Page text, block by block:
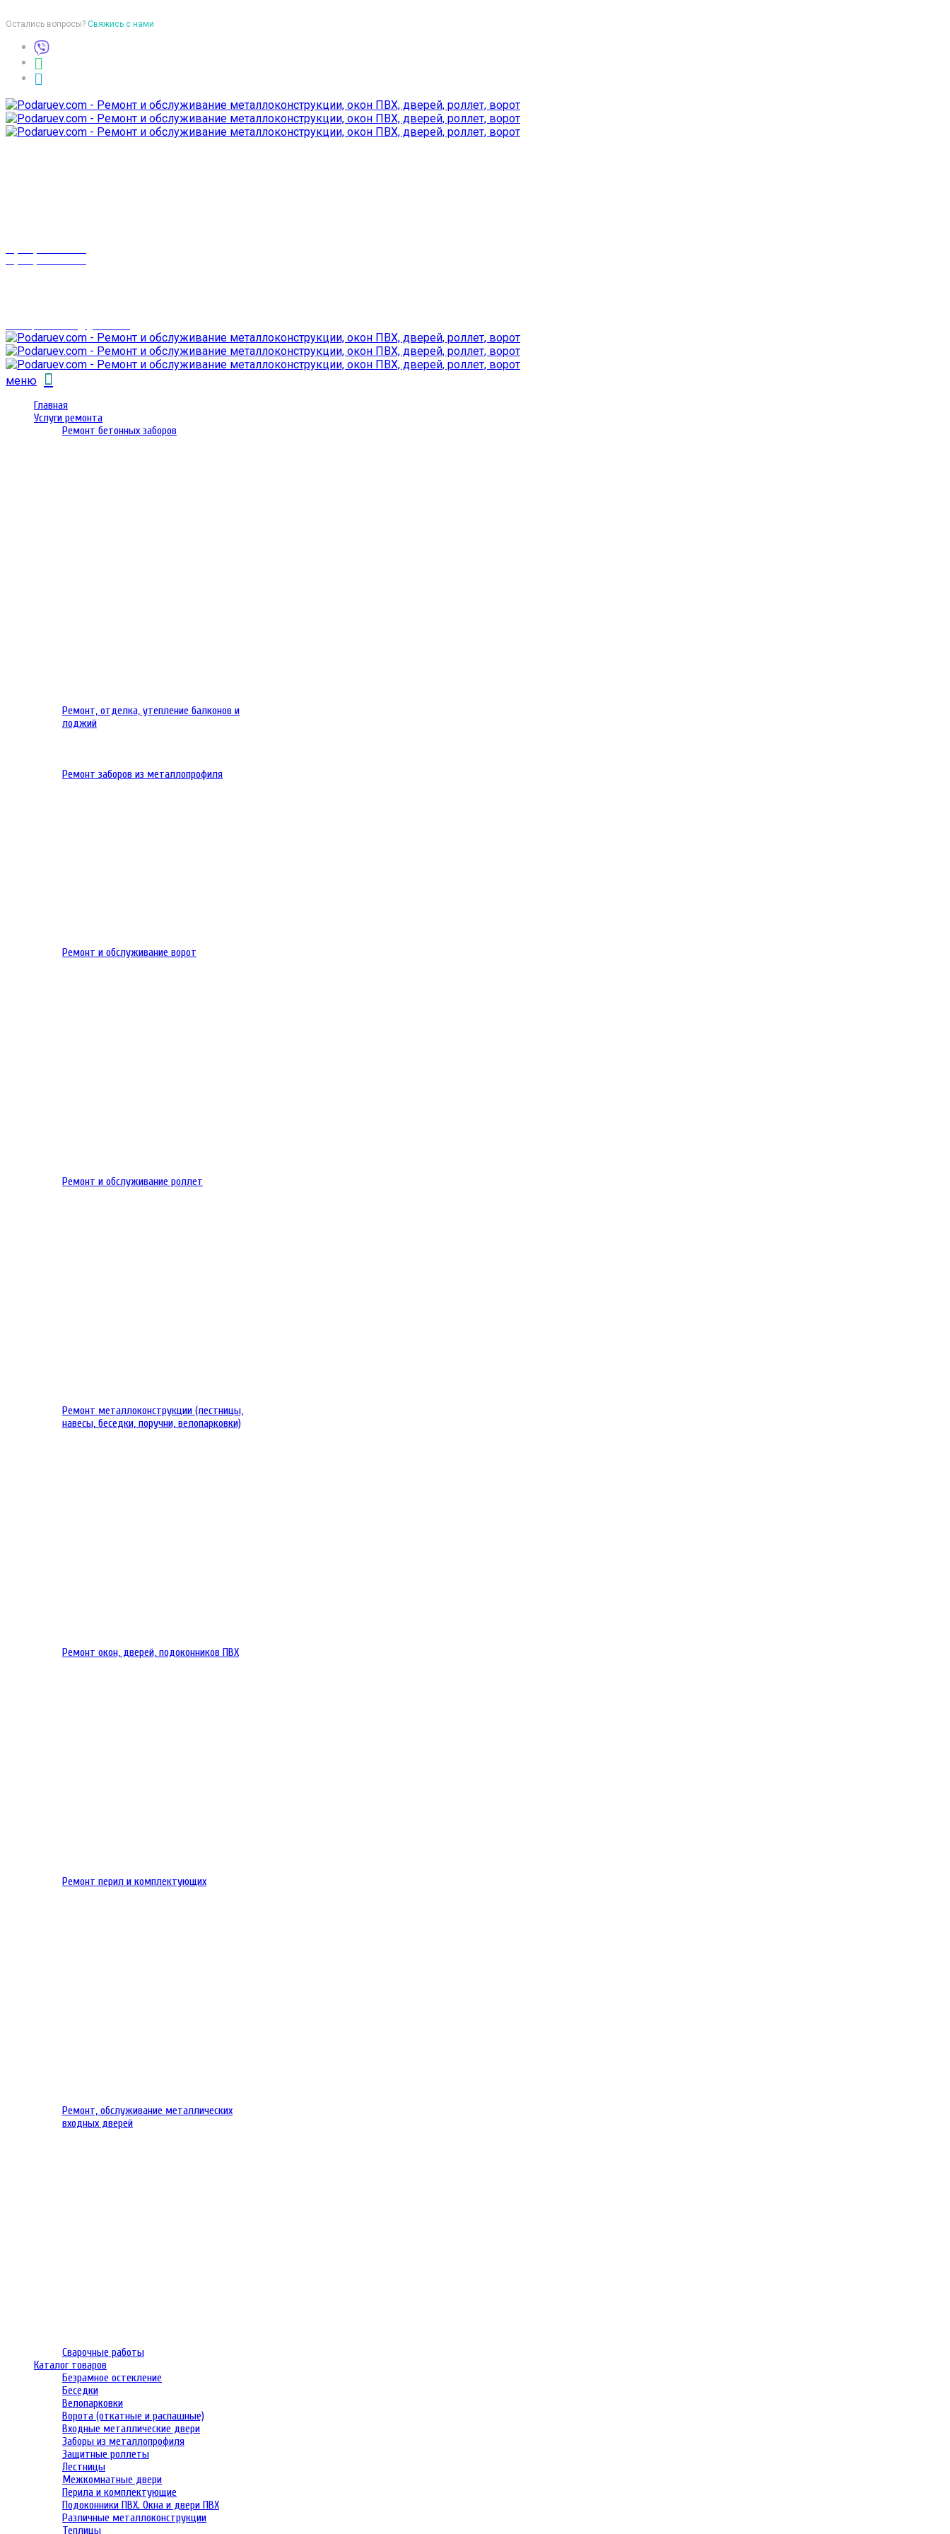
Остались вопросы? Свяжись с нами
меню
Главная
Услуги ремонта
Ремонт бетонных заборов
Ремонт, отделка, утепление балконов и
лоджий
Ремонт заборов из металлопрофиля
Ремонт и обслуживание ворот
Ремонт и обслуживание роллет
Ремонт металлоконструкции (лестницы,
навесы, беседки, поручни, велопарковки)
Ремонт окон, дверей, подоконников ПВХ
Ремонт перил и комплектующих
Ремонт, обслуживание металлических
входных дверей
Сварочные работы
Каталог товаров
Безрамное остекление
Беседки
Велопарковки
Ворота (откатные и распашные)
Входные металлические двери
Заборы из металлопрофиля
Защитные роллеты
Лестницы
Межкомнатные двери
Перила и комплектующие
Подоконники ПВХ. Окна и двери ПВХ
Различные металлоконструкции
Теплицы